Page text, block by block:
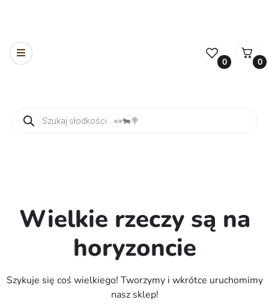
0 0
Wielkie rzeczy są na
horyzoncie
Szykuje się coś wielkiego! Tworzymy i wkrótce uruchomimy
nasz sklep!